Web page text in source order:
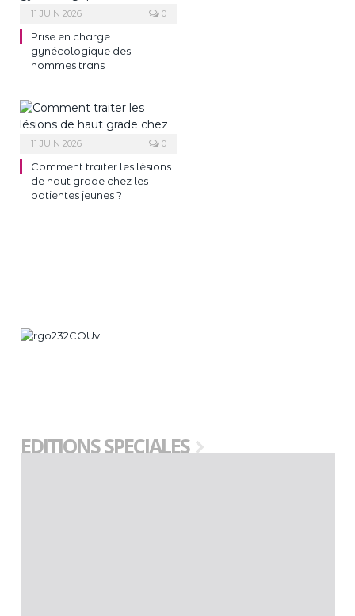
11 JUIN 2026 0
Prise en charge
gynécologique des
hommes trans
11 JUIN 2026 0
Comment traiter les lésions
de haut grade chez les
patientes jeunes ?
EDITIONS SPECIALES